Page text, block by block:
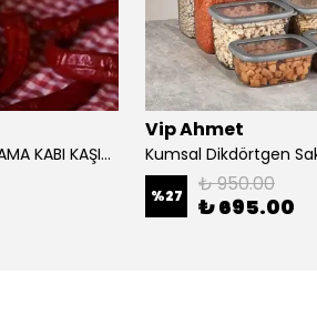
BAMBUM LOLLA CAM SAKLAMA KABI KAŞIKLI 12 CM
Vip Ahmet
%27 ₺ 950.00
₺ 695.00